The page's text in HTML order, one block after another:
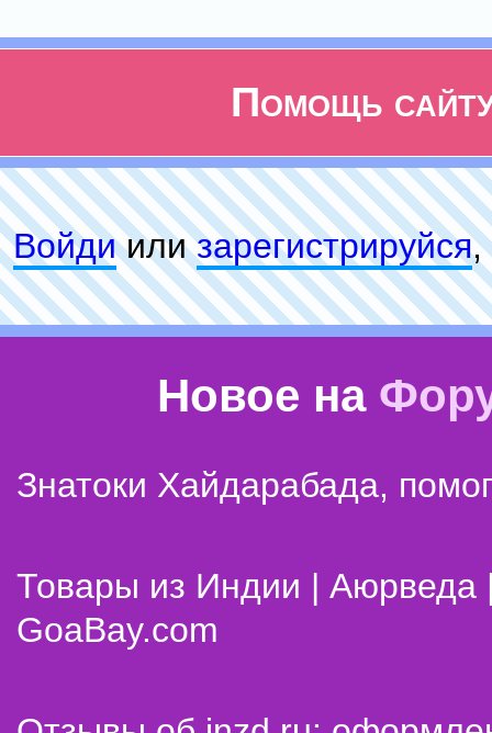
Помощь
Войдиилизарeгиcтpируйся,
Новое на
Знатоки Хайдарабада,
Товары из Индии | Аюрведа
GoaBay.com